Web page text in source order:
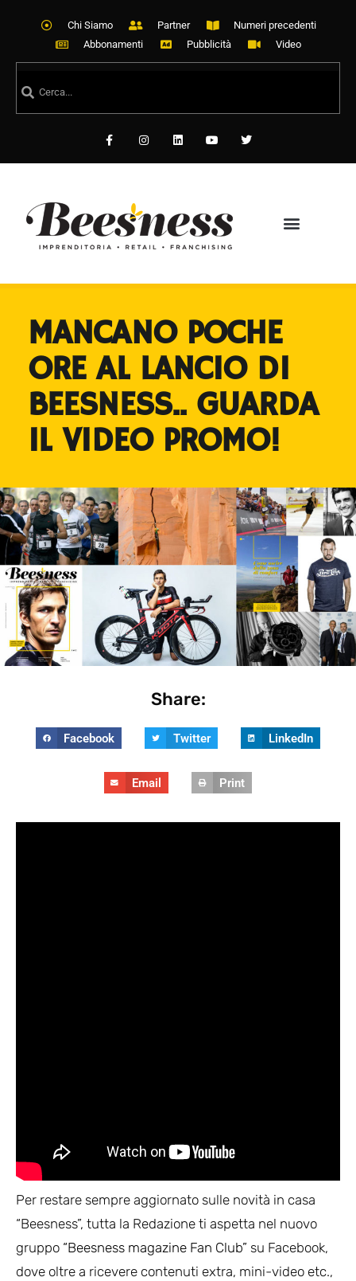
Chi Siamo Partner
Numeri precedenti
Abbonamenti
Pubblicità Video
MANCANO POCHE
ORE AL LANCIO DI
BEESNESS.. GUARDA
IL VIDEO PROMO!
Share:
Facebook Twitter LinkedIn
Email Print
Per restare sempre aggiornato sulle novità in casa
“Beesness”, tutta la Redazione ti aspetta nel nuovo
gruppo “Beesness magazine Fan Club” su Facebook,
dove oltre a ricevere contenuti extra, mini-video etc.,